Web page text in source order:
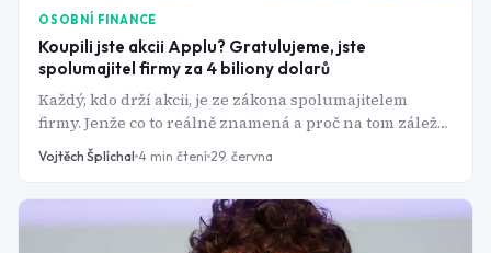
OSOBNÍ FINANCE
Koupili jste akcii Applu? Gratulujeme, jste
spolumajitel firmy za 4 biliony dolarů
Každý, kdo drží akcii, je ze zákona spolumajitelem
firmy. Jenže co to reálně znamená a proč na tom záleží
víc, než si většina lidí myslí?
Vojtěch Šplíchal 4 min čtení 29. června